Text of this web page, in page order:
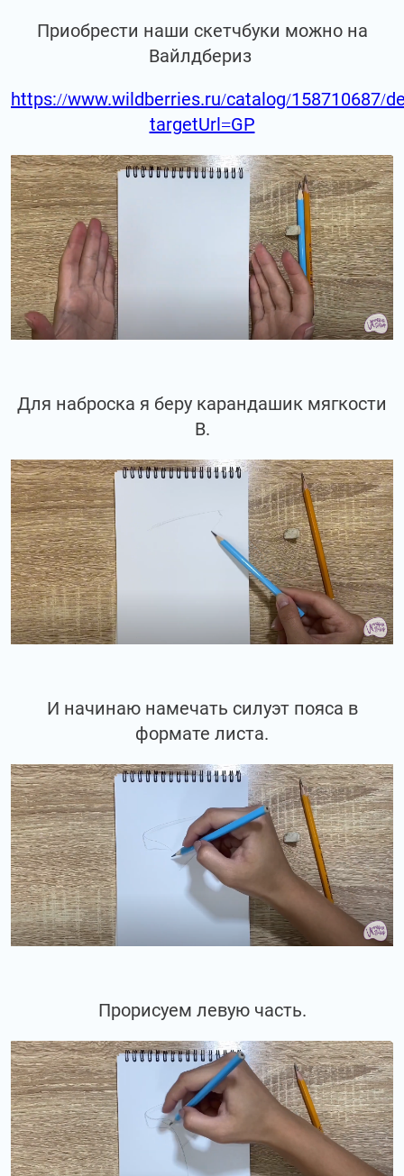
Приобрести наши скетчбуки можно на
Вайлдбериз
https://www.wildberries.ru/catalog/158710687/
targetUrl=GP
Для наброска я беру карандашик мягкости
В.
И начинаю намечать силуэт пояса в
формате листа.
Прорисуем левую часть.